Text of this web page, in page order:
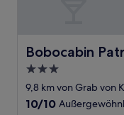
Bobocabin
Bobocabin Patra
3.0-
Sterne-
Unterkunft
9,8 km von Grab von
10.0
10/10